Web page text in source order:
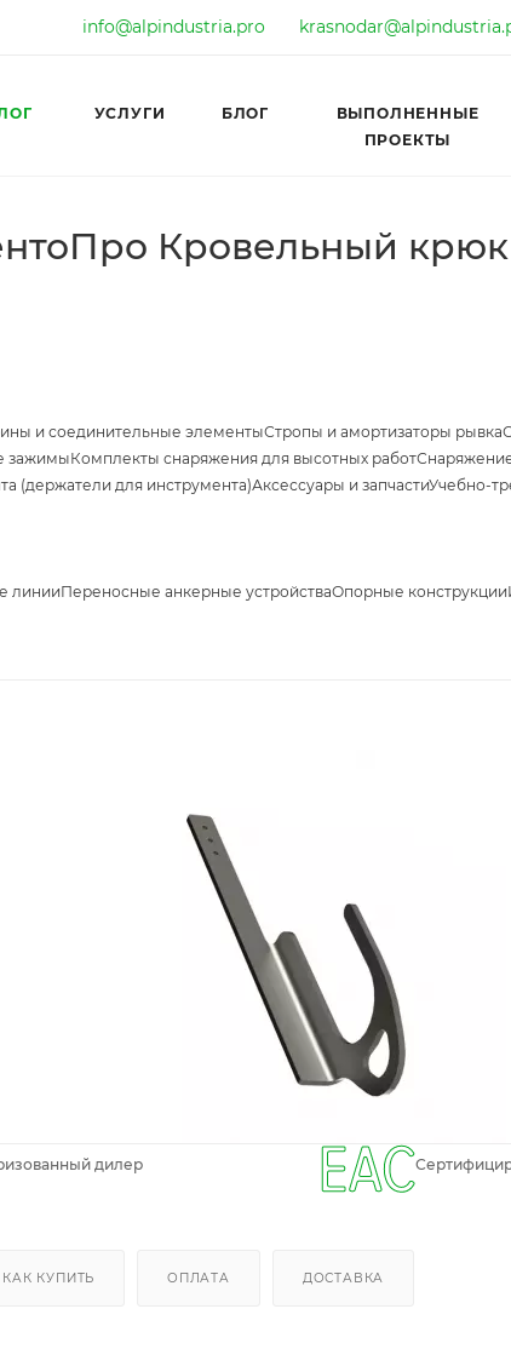
info@alpindustria.pro
УСЛУГИ БЛОГ
ВЫПОЛНЕННЫЕ
ПРОЕКТЫ
Кровельный крюк
и соединительные элементыСтропы и амортизаторы рывка
зажимыКомплекты снаряжения для высотных работ
(держатели для инструмента)Аксессуары и запчастиУчебно-
линииПереносные анкерные устройстваОпорные конструкции
дилер
КАК КУПИТЬ ОПЛАТА ДОСТАВКА